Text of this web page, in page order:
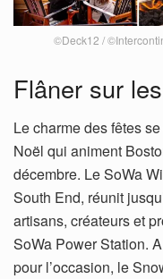
©Deck12 /
Flâner sur
Le charme des fêtes
Noël qui animent
décembre. Le SoWa
South End, réunit
artisans, créateurs et
SoWa Power Station.
pour l’occasion, le